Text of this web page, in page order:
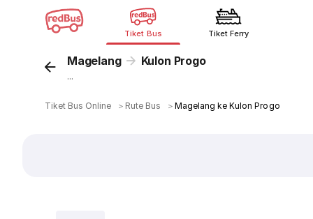
Tiket Bus Tiket Ferry
Magelang Kulon Progo
...
Tiket Bus Online ＞ Rute Bus ＞Magelang ke Kulon Progo